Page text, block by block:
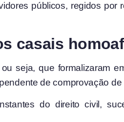
públicos, regidos por
casais
seja, que formalizaram
de comprovação
do direito civil,